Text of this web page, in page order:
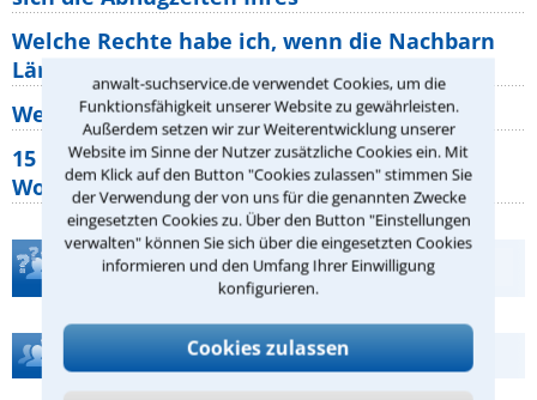
anwalt-suchservice.de verwendet Cookies, um die
Funktionsfähigkeit unserer Website zu gewährleisten.
Außerdem setzen wir zur Weiterentwicklung unserer
Website im Sinne der Nutzer zusätzliche Cookies ein. Mit
dem Klick auf den Button "Cookies zulassen" stimmen Sie
der Verwendung der von uns für die genannten Zwecke
eingesetzten Cookies zu. Über den Button "Einstellungen
verwalten" können Sie sich über die eingesetzten Cookies
informieren und den Umfang Ihrer Einwilligung
konfigurieren.
Cookies zulassen
Welche Rechte habe ich, wenn die Nachbarn
Lärm machen?
Wer muss Zweitwohnungssteuer zahlen?
15 elementare Rechte, die jeder
Wohnungseigentümer kennen sollte
Teste Dein Rechtswissen
Hilfe bei Ihrer Anwaltsuche?